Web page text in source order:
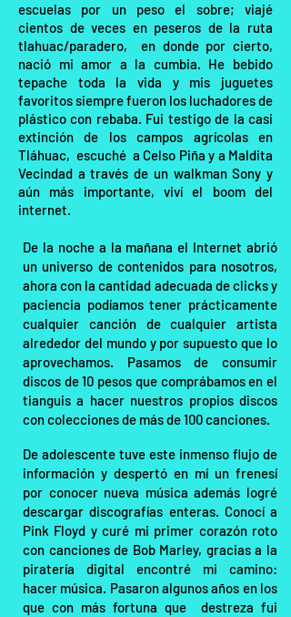
escuelas por un peso el sobre; viajé
cientos de veces en peseros de la ruta
tlahuac/paradero, en donde por cierto,
nació mi amor a la cumbia. He bebido
tepache toda la vida y mis juguetes
favoritos siempre fueron los luchadores de
plástico con rebaba. Fui testigo de la casi
extinción de los campos agrícolas en
Tláhuac, escuché a Celso Piña y a Maldita
Vecindad a través de un walkman Sony y
aún más importante, viví el boom del
internet.
De la noche a la mañana el Internet abrió
un universo de contenidos para nosotros,
ahora con la cantidad adecuada de clicks y
paciencia podíamos tener prácticamente
cualquier canción de cualquier artista
alrededor del mundo y por supuesto que lo
aprovechamos. Pasamos de consumir
discos de 10 pesos que comprábamos en el
tianguis a hacer nuestros propios discos
con colecciones de más de 100 canciones.
De adolescente tuve este inmenso flujo de
información y despertó en mí un frenesí
por conocer nueva música además logré
descargar discografías enteras. Conocí a
Pink Floyd y curé mi primer corazón roto
con canciones de Bob Marley, gracias a la
piratería digital encontré mi camino:
hacer música. Pasaron algunos años en los
que con más fortuna que destreza fui